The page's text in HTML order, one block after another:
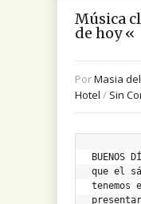
Música
de hoy «
PorMasia
Hotel / Sin
BUENOS
que el
tenemos